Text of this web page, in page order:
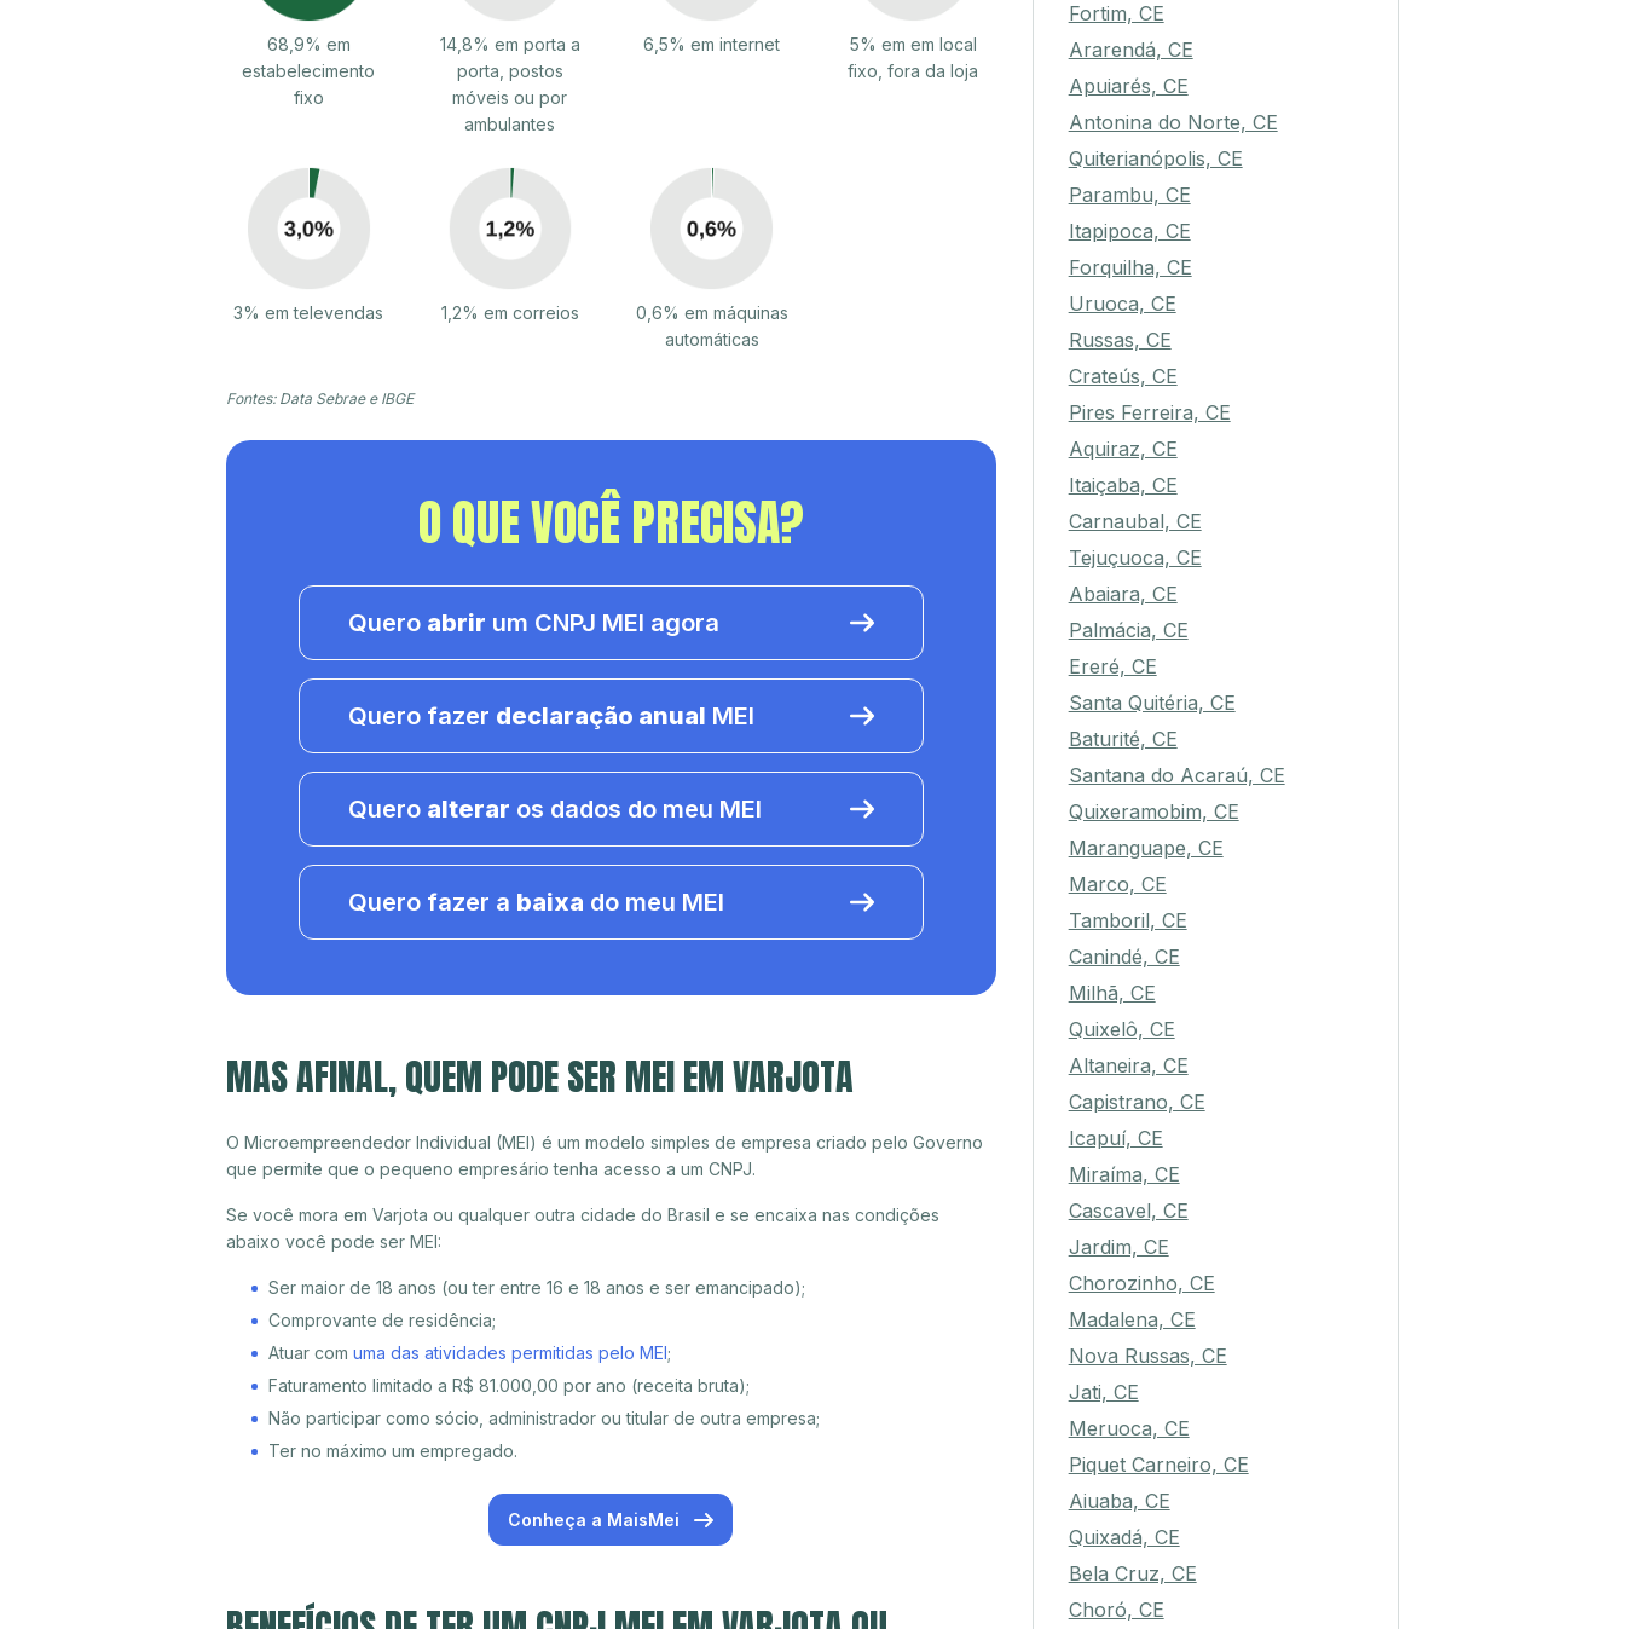
68,9% em
estabelecimento
fixo
14,8% em porta a
porta, postos
móveis ou por
ambulantes
6,5% em internet
5% em em local
fixo, fora da loja
3% em televendas 1,2% em correios
0,6% em máquinas
automáticas
Fontes: Data Sebrae e IBGE
O QUE VOCÊ PRECISA?
Quero abrir um CNPJ MEI agora
Quero fazer declaração anual MEI
Quero alterar os dados do meu MEI
Quero fazer a baixa do meu MEI
MAS AFINAL, QUEM PODE SER MEI EM VARJOTA
O Microempreendedor Individual (MEI) é um modelo simples de empresa criado pelo Governo
que permite que o pequeno empresário tenha acesso a um CNPJ.
Se você mora em Varjota ou qualquer outra cidade do Brasil e se encaixa nas condições
abaixo você pode ser MEI:
Ser maior de 18 anos (ou ter entre 16 e 18 anos e ser emancipado);
Comprovante de residência;
Atuar com uma das atividades permitidas pelo MEI;
Faturamento limitado a R$ 81.000,00 por ano (receita bruta);
Não participar como sócio, administrador ou titular de outra empresa;
Ter no máximo um empregado.
Conheça a MaisMei
Fortim, CE
Ararendá, CE
Apuiarés, CE
Antonina do Norte, CE
Quiterianópolis, CE
Parambu, CE
Itapipoca, CE
Forquilha, CE
Uruoca, CE
Russas, CE
Crateús, CE
Pires Ferreira, CE
Aquiraz, CE
Itaiçaba, CE
Carnaubal, CE
Tejuçuoca, CE
Abaiara, CE
Palmácia, CE
Ereré, CE
Santa Quitéria, CE
Baturité, CE
Santana do Acaraú, CE
Quixeramobim, CE
Maranguape, CE
Marco, CE
Tamboril, CE
Canindé, CE
Milhã, CE
Quixelô, CE
Altaneira, CE
Capistrano, CE
Icapuí, CE
Miraíma, CE
Cascavel, CE
Jardim, CE
Chorozinho, CE
Madalena, CE
Nova Russas, CE
Jati, CE
Meruoca, CE
Piquet Carneiro, CE
Aiuaba, CE
Quixadá, CE
Bela Cruz, CE
Choró, CE